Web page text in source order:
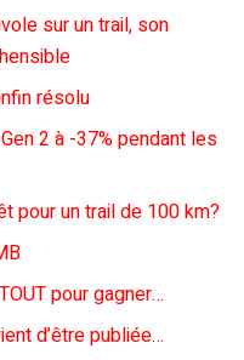
sur un trail, son
résolu
2 à -37% pendant les
pour un trail de 100 km?
pour gagner…
d’être publiée…